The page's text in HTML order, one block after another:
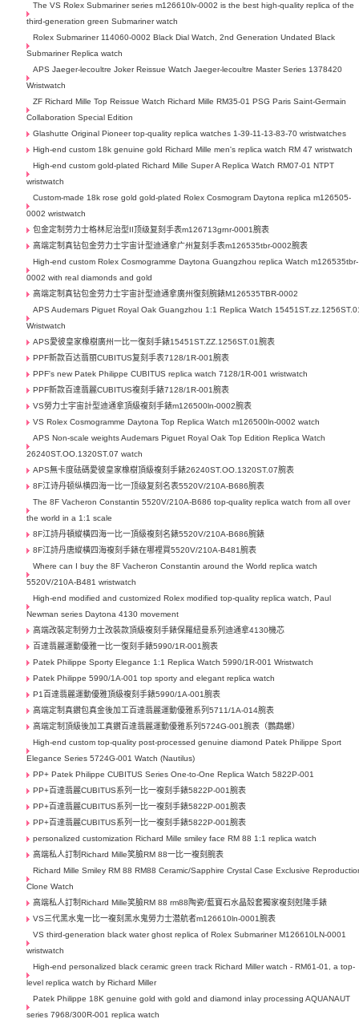
The VS Rolex Submariner series m126610lv-0002 is the best high-quality replica of the
third-generation green Submariner watch
Rolex Submariner 114060-0002 Black Dial Watch, 2nd Generation Undated Black
Submariner Replica watch
APS Jaeger-lecoultre Joker Reissue Watch Jaeger-lecoultre Master Series 1378420
Wristwatch
ZF Richard Mille Top Reissue Watch Richard Mille RM35-01 PSG Paris Saint-Germain
Collaboration Special Edition
Glashutte Original Pioneer top-quality replica watches 1-39-11-13-83-70 wristwatches
High-end custom 18k genuine gold Richard Mille men's replica watch RM 47 wristwatch
High-end custom gold-plated Richard Mille Super A Replica Watch RM07-01 NTPT
wristwatch
Custom-made 18k rose gold gold-plated Rolex Cosmogram Daytona replica m126505-
0002 wristwatch
包金定制劳力士格林尼治型II顶级复刻手表m126713grnr-0001腕表
高端定制真钻包金劳力士宇宙计型迪通拿广州复刻手表m126535tbr-0002腕表
High-end custom Rolex Cosmogramme Daytona Guangzhou replica Watch m126535tbr-
0002 with real diamonds and gold
高端定制真钻包金劳力士宇宙計型迪通拿廣州復刻腕錶M126535TBR-0002
APS Audemars Piguet Royal Oak Guangzhou 1:1 Replica Watch
Wristwatch
APS愛彼皇家橡樹廣州一比一復刻手錶15451ST.ZZ.1256ST.01腕表
PPF新款百达翡丽CUBITUS复刻手表7128/1R-001腕表
PPF's new Patek Philippe CUBITUS replica watch 7128/1R-001 wristwatch
PPF新款百達翡麗CUBITUS複刻手錶7128/1R-001腕表
VS勞力士宇宙計型迪通拿頂級複刻手錶m126500ln-0002腕表
VS Rolex Cosmogramme Daytona Top Replica Watch m126500ln-0002 watch
APS Non-scale weights Audemars Piguet Royal Oak Top Edition Replica Watch
26240ST.OO.1320ST.07 watch
APS無卡度砝碼愛彼皇家橡樹頂級複刻手錶26240ST.OO.1320ST.07腕表
8F江诗丹顿纵横四海一比一顶级复刻名表5520V/210A-B686腕表
The 8F Vacheron Constantin 5520V/210A-B686 top-quality replica watch from all over
the world in a 1:1 scale
8F江詩丹頓縱橫四海一比一頂級複刻名錶5520V/210A-B686腕錶
8F江詩丹唐縱橫四海複刻手錶在哪裡買5520V/210A-B481腕表
Where can I buy the 8F Vacheron Constantin around the World replica watch
5520V/210A-B481 wristwatch
High-end modified and customized Rolex modified top-quality replica watch, Paul
Newman series Daytona 4130 movement
高端改裝定制勞力士​改裝款頂級複刻手錶保羅紐曼系列迪通拿4130機芯
百達翡麗運動優雅一比一復刻手錶5990/1R-001腕表
Patek Philippe Sporty Elegance 1:1 Replica Watch 5990/1R-001 Wristwatch
Patek Philippe 5990/1A-001 top sporty and elegant replica watch
P1百達翡麗運動優雅頂級複刻手錶5990/1A-001腕表
高端定制真鑽包真金後加工百達翡麗運動優雅系列5711/1A-014腕表
高端定制頂級後加工真鑽百達翡麗運動優雅系列5724G-001腕表（鸚鵡螺）
High-end custom top-quality post-processed genuine diamond Patek Philippe Sport
Elegance Series 5724G-001 Watch (Nautilus)
PP+ Patek Philippe CUBITUS Series One-to-One Replica Watch 5822P-001
PP+百達翡麗CUBITUS系列一比一複刻手錶5822P-001腕表
PP+百達翡麗CUBITUS系列一比一複刻手錶5822P-001腕表
PP+百達翡麗CUBITUS系列一比一複刻手錶5822P-001腕表
personalized customization Richard Mille smiley face RM 88 1:1 replica watch
高端私人訂制Richard Mille笑臉RM 88一比一複刻腕表
Richard Mille Smiley RM 88 RM88 Ceramic/Sapphire Crystal Case Exclusive
Clone Watch
高端私人訂制Richard Mille笑臉RM 88 rm88陶瓷/藍寶石水晶殼套獨家複刻尅隆手錶
VS三代黑水鬼一比一複刻黑水鬼勞力士潜航者m126610ln-0001腕表
VS third-generation black water ghost replica of Rolex Submariner M126610LN-0001
wristwatch
High-end personalized black ceramic green track Richard Miller watch - RM61-01, a top-
level replica watch by Richard Miller
Patek Philippe 18K genuine gold with gold and diamond inlay processing AQUANAUT
series 7968/300R-001 replica watch